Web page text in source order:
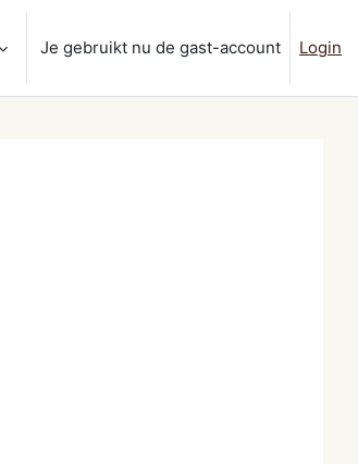
Je gebruikt nu de gast-account Login